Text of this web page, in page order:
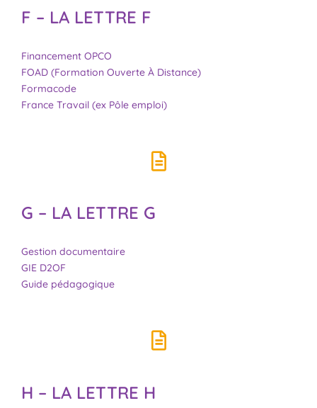
F – LA LETTRE F
Financement OPCO
FOAD (Formation Ouverte À Distance)
Formacode
France Travail (ex Pôle emploi)
G – LA LETTRE G
Gestion documentaire
GIE D2OF
Guide pédagogique
H – LA LETTRE H